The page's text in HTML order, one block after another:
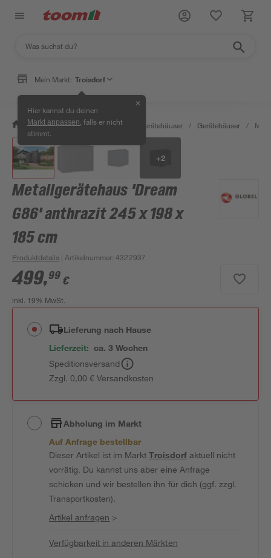
Mein Markt: Troisdorf
Hier kannst du deinen
Markt anpassen , falls er nicht
stimmt.
✕
/ Garten & Freizeit / Garten- & Gerätehäuser / Gerätehäuser /
+2
Metallgerätehaus 'Dream
G86' anthrazit 245 x 198 x
185 cm
Produktdetails | Artikelnummer:4322937
499,99 €
inkl. 19% MwSt.
Lieferung nach Hause
Lieferzeit: ca. 3 Wochen
Speditionsversand
Zzgl. 0,00 € Versandkosten
Abholung im Markt
Auf Anfrage bestellbar
Dieser Artikel ist im MarktTroisdorfaktuell nicht
vorrätig. Du kannst uns aber eine Anfrage
schicken und wir bestellen ihn für dich (ggf. zzgl.
Transportkosten).
Artikel anfragen >
Verfügbarkeit in anderen Märkten